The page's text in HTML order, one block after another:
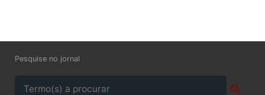
Pesquise no jornal